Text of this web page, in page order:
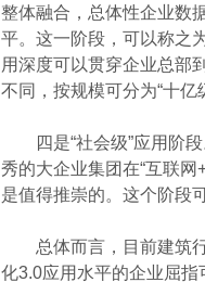
整体融合，总体性企业数
平。这一阶段，可以称之
用深度可以贯穿企业总部
不同，按规模可分为“十亿
四是“社会级”应用阶段
秀的大企业集团在“互联
是值得推崇的。这个阶段
总体而言，目前建筑行
化3.0应用水平的企业屈